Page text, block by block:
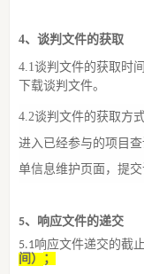
4、谈判文件的获取
4.1谈判 文件的获取时
下载谈判文件。
4.2谈判文件的获取方式
进入已经参与的项目
单信息维护页面，提交
5、 响应文件的递交
5.1响应文件递交的截
间）
；